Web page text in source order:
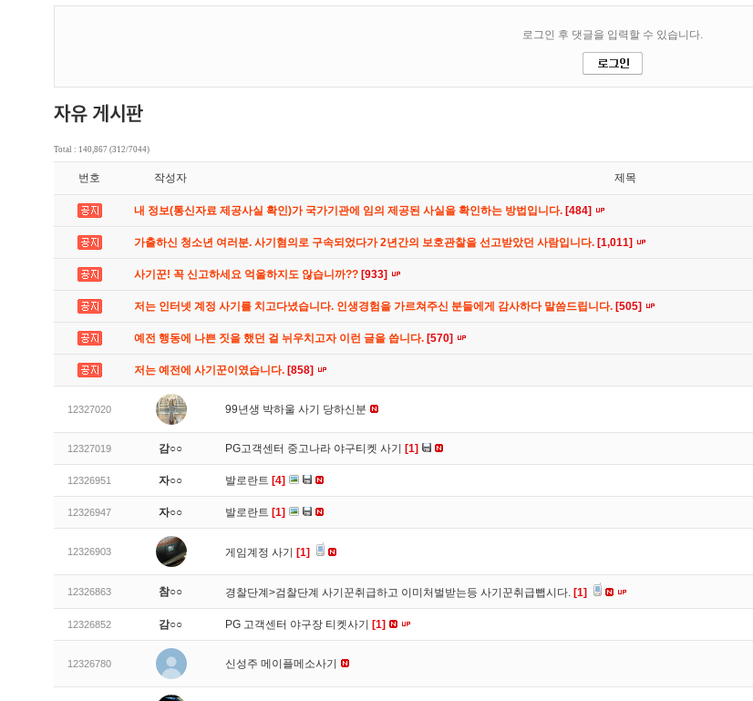
Total : 140,867 (312/7044)
번호 작성자 제목
내 정보(통신자료 제공사실 확인)가 국가기관에 임의 제공된 사실을 확인하는 방법입니다. [484]
가출하신 청소년 여러분. 사기혐의로 구속되었다가 2년간의 보호관찰을 선고받았던 사람입니다. [1,011]
사기꾼! 꼭 신고하세요 억울하지도 않습니까?? [933]
저는 인터넷 계정 사기를 치고다녔습니다. 인생경험을 가르쳐주신 분들에게 감사하다 말씀드립니다. [505]
예전 행동에 나쁜 짓을 했던 걸 뉘우치고자 이런 글을 씁니다. [570]
저는 예전에 사기꾼이였습니다. [858]
12327020 99년생 박하울 사기 당하신분
12327019 감○○ PG고객센터 중고나라 야구티켓 사기 [1]
12326951 자○○ 발로란트 [4]
12326947 자○○ 발로란트 [1]
12326903 게임계정 사기 [1]
12326863 참○○ 경찰단계>검찰단계 사기꾼취급하고 이미처벌받는등 사기꾼취급뺍시다. [1]
12326852 감○○ PG 고객센터 야구장 티켓사기 [1]
12326780 신성주 메이플메소사기